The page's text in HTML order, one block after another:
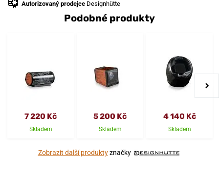
Autorizovaný prodejce Designhütte
Podobné produkty
7 220 Kč
Skladem
5 200 Kč
Skladem
4 140 Kč
Skladem
Zobrazit další produktyznačky